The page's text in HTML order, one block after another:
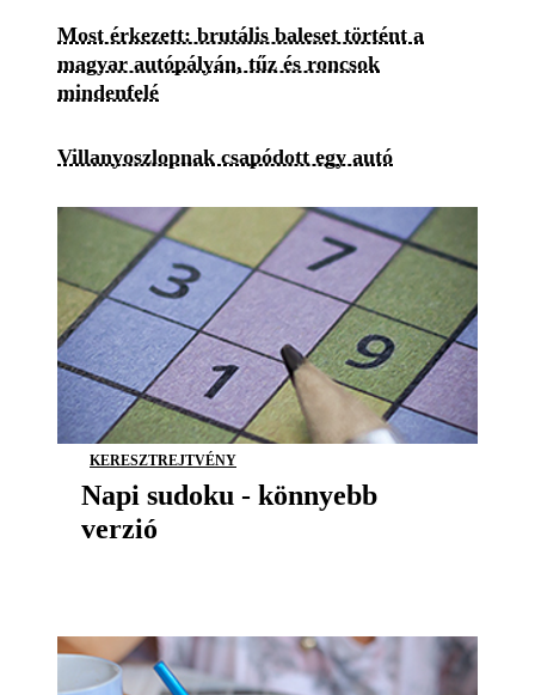
Most érkezett: brutális baleset történt a
magyar autópályán, tűz és roncsok
mindenfelé
Villanyoszlopnak csapódott egy autó
KERESZTREJTVÉNY
Napi sudoku - könnyebb
verzió